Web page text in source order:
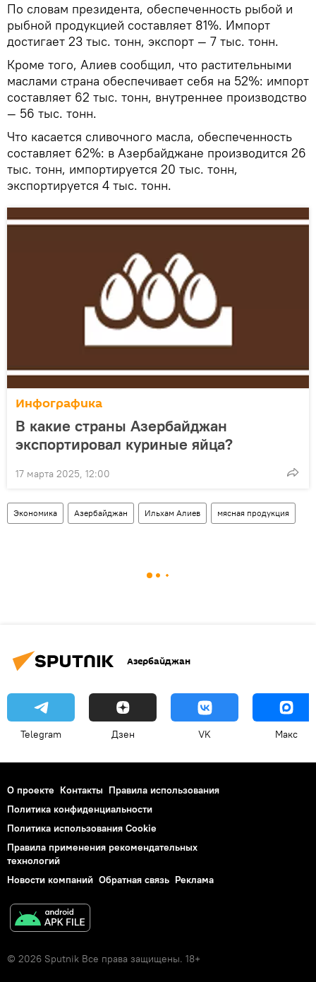
По словам президента, обеспеченность рыбой и
рыбной продукцией составляет 81%. Импорт
достигает 23 тыс. тонн, экспорт — 7 тыс. тонн.
Кроме того, Алиев сообщил, что растительными
маслами страна обеспечивает себя на 52%: импорт
составляет 62 тыс. тонн, внутреннее производство
— 56 тыс. тонн.
Что касается сливочного масла, обеспеченность
составляет 62%: в Азербайджане производится 26
тыс. тонн, импортируется 20 тыс. тонн,
экспортируется 4 тыс. тонн.
Инфографика
В какие страны Азербайджан
экспортировал куриные яйца?
17 марта 2025, 12:00
Экономика Азербайджан Ильхам Алиев мясная продукция
Азербайджан
Telegram Дзен VK Макс
О проекте Контакты Правила использования
Политика конфиденциальности
Политика использования Cookie
Правила применения рекомендательных
технологий
Новости компаний Обратная связь Реклама
© 2026 Sputnik Все права защищены. 18+